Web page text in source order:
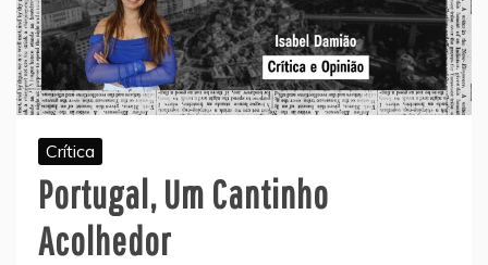
Crítica
Portugal, Um Cantinho
Acolhedor